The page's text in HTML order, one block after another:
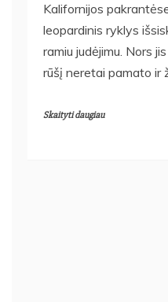
Kalifornijos
leopardinis ryklys
ramiu judėjimu. Nors
rūšį neretai pamato ir
Skaityti daugiau